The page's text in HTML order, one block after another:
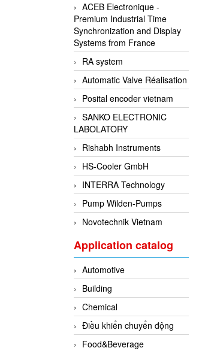
ACEB Electronique -
Premium Industrial Time
Synchronization and Display
Systems from France
RA system
Automatic Valve Réalisation
Posital encoder vietnam
SANKO ELECTRONIC
LABOLATORY
Rishabh Instruments
HS-Cooler GmbH
INTERRA Technology
Pump Wilden-Pumps
Novotechnik Vietnam
Application catalog
Automotive
Building
Chemical
Điều khiển chuyển động
Food&Beverage